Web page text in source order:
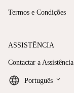
Termos e Condições
ASSISTÊNCIA
Contactar a Assistência
Português keyboard_arrow_down